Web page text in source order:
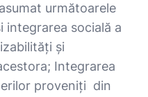
următoarele
integrarea socială a
și
Integrarea
proveniţi din